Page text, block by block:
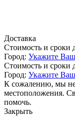
Доставка
Стоимость и сроки
Город: Укажите
Стоимость и сроки
Город: Укажите
К сожалению, мы не
местоположения.
помочь.
Закрыть